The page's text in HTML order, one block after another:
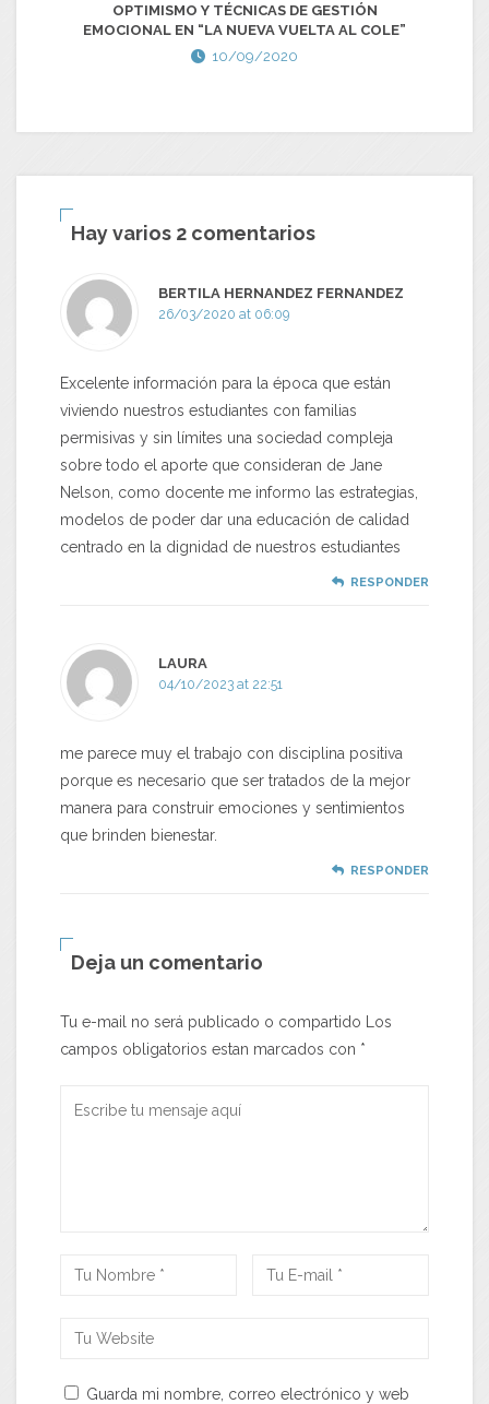
OPTIMISMO Y TÉCNICAS DE GESTIÓN
EMOCIONAL EN “LA NUEVA VUELTA AL COLE”
10/09/2020
Hay varios 2 comentarios
BERTILA HERNANDEZ FERNANDEZ
26/03/2020 at 06:09
Excelente información para la época que están
viviendo nuestros estudiantes con familias
permisivas y sin límites una sociedad compleja
sobre todo el aporte que consideran de Jane
Nelson, como docente me informo las estrategias,
modelos de poder dar una educación de calidad
centrado en la dignidad de nuestros estudiantes
RESPONDER
LAURA
04/10/2023 at 22:51
me parece muy el trabajo con disciplina positiva
porque es necesario que ser tratados de la mejor
manera para construir emociones y sentimientos
que brinden bienestar.
RESPONDER
Deja un comentario
Tu e-mail no será publicado o compartido Los
campos obligatorios estan marcados con *
Guarda mi nombre, correo electrónico y web